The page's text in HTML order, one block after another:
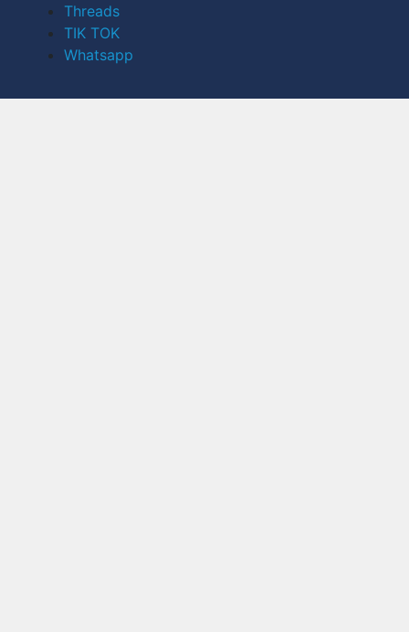
Threads
TIK TOK
Whatsapp